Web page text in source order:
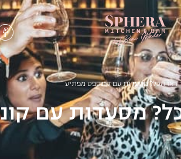
ראו הכל? מסעדות עם קונספט מפתיע
מסעדות עם